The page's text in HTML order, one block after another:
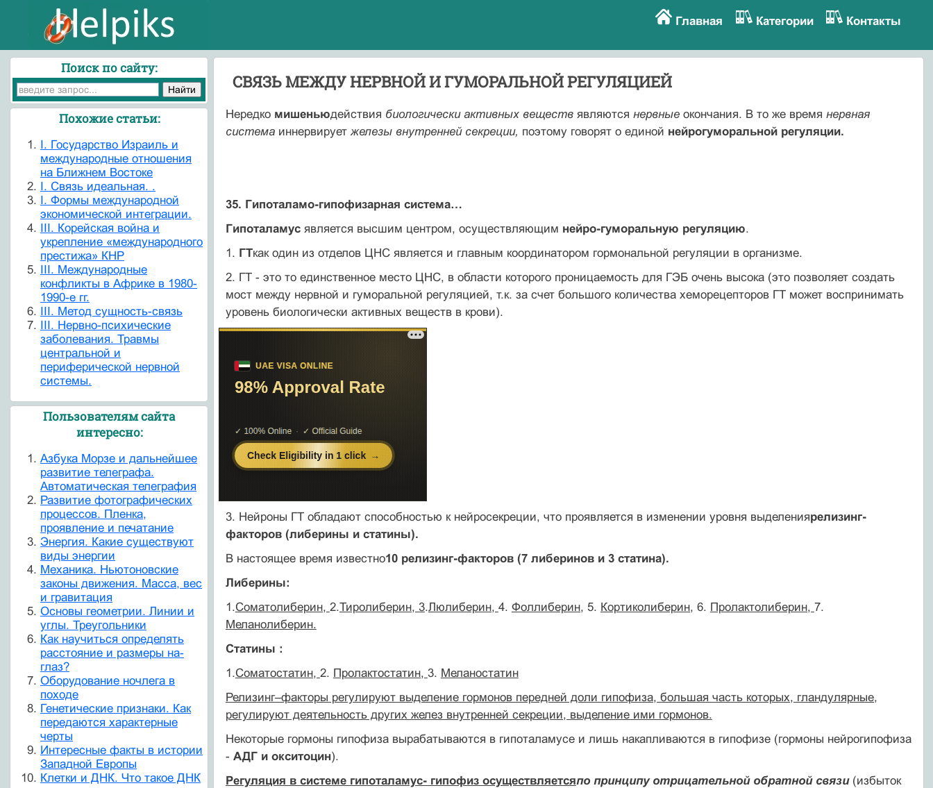
Главная Категории Контакты
СВЯЗЬ МЕЖДУ НЕРВНОЙ И ГУМОРАЛЬНОЙ РЕГУЛЯЦИЕЙ
Нередко мишеньюдействия биологически активных веществ являются нервные окончания. В то же время нервная
система иннервируетжелезы внутренней секреции, поэтому говорят о единой нейрогуморальной регуляции.
35. Гипоталамо-гипофизарная система…
Гипоталамусявляется высшим центром, осуществляющим нейро-гумо­раль­ную регуляцию.
1. ГТкак один из отделов ЦНС является и главным координатором гормональной регуляции в организме.
2. ГТ - это то единственное место ЦНС, в области которого проницаемость для ГЭБ очень высока (это позволяет создать
мост между нервной и гуморальной регуляцией, т.к. за счет большого количества хеморецепторов ГТ может воспринимать
уровень биологически активных веществ в крови).
3. Нейроны ГТ обладают способностью к нейросекреции, что проявляется в изменении уровня выделениярелизинг-
факторов (либерины и статины).
В настоящее время известно10 релизинг-факторов (7 либеринов и 3 статина).
Либерины:
1.Соматолиберин, 2.Тиролиберин, 3.Люлиберин, 4. Фоллиберин, 5. Кортиколиберин, 6. Пролактолиберин, 7.
Меланолиберин.
Статины :
1.Соматостатин, 2. Пролактостатин, 3. Меланостатин
Релизинг–факторы регулируют выделение гормонов передней доли гипофиза, большая часть которых, гландулярные,
регулируют деятельность других желез внутренней секреции, выделение ими гормонов.
Некоторые гормоны гипофиза вырабатываются в гипоталамусе и лишь накапливаются в гипофизе (гормоны нейрогипофиза
- АДГ и окситоцин).
Регуляция в системе гипоталамус- гипофиз осуществляетсяпо принципу отрицательной обратной связи(избыток
Поиск по сайту:
Похожие статьи:
I. Государство Израиль и
международные отношения
на Ближнем Востоке
I. Связь идеальная. .
I. Формы международной
экономической интеграции.
III. Корейская война и
укрепление «международного
престижа» КНР
III. Международные
конфликты в Африке в 1980-
1990-е гг.
III. Метод сущность-связь
III. Нервно-психические
заболевания. Травмы
центральной и
периферической нервной
системы.
Пользователям сайта
интересно:
Азбука Морзе и дальнейшее
развитие телеграфа.
Автоматическая телеграфия
Развитие фотографических
процессов. Пленка,
проявление и печатание
Энергия. Какие существуют
виды энергии
Механика. Ньютоновские
законы движения. Масса, вес
и гравитация
Основы геометрии. Линии и
углы. Треугольники
Как научиться определять
расстояние и размеры на-
глаз?
Оборудование ночлега в
походе
Генетические признаки. Как
передаются характерные
черты
Интересные факты в истории
Западной Европы
Клетки и ДНК. Что такое ДНК